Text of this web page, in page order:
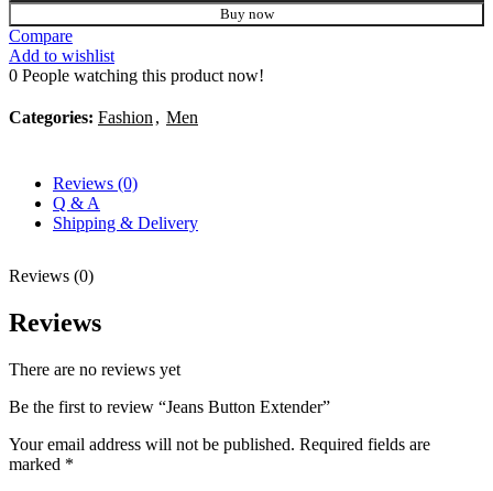
Buy now
Compare
Add to wishlist
0 People watching this product now!
Categories: Fashion, Men
Reviews (0)
Q & A
Shipping & Delivery
Reviews (0)
Reviews
There are no reviews yet
Be the first to review “Jeans Button Extender”
Your email address will not be published. Required fields are
marked *